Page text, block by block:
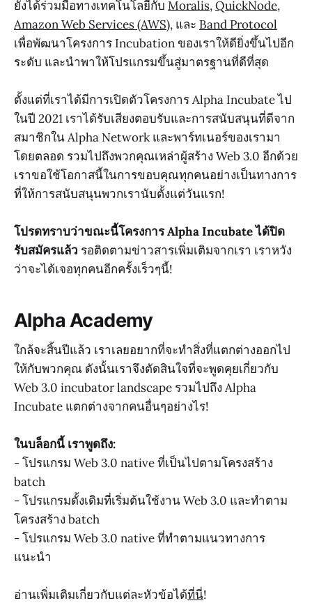
ยังได้ร่วมมือทางเทคโนโลยีกับ Moralis,QuickNode,
Amazon Web Services (AWS), และ Band Protocol
เพื่อพัฒนาโครงการ Incubation ของเราให้ดียิ่งขึ้นไปอีก
ระดับ และนำพาให้โปรแกรมขึ้นสู่มาตรฐานที่ดีที่สุด
ตั้งแต่ที่เราได้มีการเปิดตัวโครงการ Alpha Incubate ไป
ในปี 2021 เราได้รับเสียงตอบรับและการสนับสนุนที่ดีจาก
สมาชิกใน Alpha Network และพาร์ทเนอร์ของเรามา
โดยตลอด รวมไปถึงพวกคุณเหล่าผู้สร้าง Web 3.0 อีกด้วย
เราขอใช้โอกาสนี้ในการขอบคุณทุกคนอย่างเป็นทางการ
ที่ให้การสนับสนุนพวกเรานับตั้งแต่วันแรก!
โปรดทราบว่าขณะนี้โครงการ Alpha Incubate ได้ปิด
รับสมัครแล้ว รอติดตามข่าวสารเพิ่มเติมจากเรา เราหวัง
ว่าจะได้เจอทุกคนอีกครั้งเร็วๆนี้!
Alpha Academy
ใกล้จะสิ้นปีแล้ว เราเลยอยากที่จะทำสิ่งที่แตกต่างออกไป
ให้กับพวกคุณ ดังนั้นเราจึงตัดสินใจที่จะพูดคุยเกี่ยวกับ
Web 3.0 incubator landscape รวมไปถึง Alpha
Incubate แตกต่างจากคนอื่นๆอย่างไร!
ในบล็อกนี้ เราพูดถึง:
- โปรแกรม Web 3.0 native ที่เป็นไปตามโครงสร้าง
batch
- โปรแกรมดั้งเดิมที่เริ่มต้นใช้งาน Web 3.0 และทำตาม
โครงสร้าง batch
- โปรแกรม Web 3.0 native ที่ทำตามแนวทางการ
แนะนำ
อ่านเพิ่มเติมเกี่ยวกับแต่ละหัวข้อได้ที่นี่!